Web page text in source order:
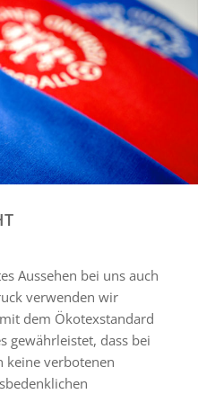
Aussehen bei uns auch
verwenden wir
dem Ökotexstandard
gewährleistet, dass bei
keine verbotenen